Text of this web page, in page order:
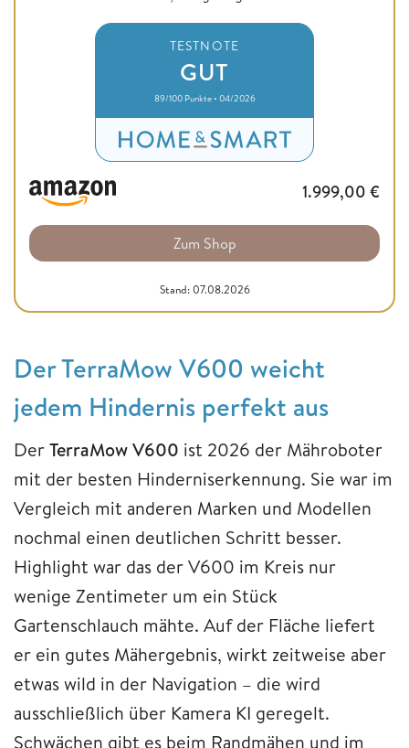
TESTNOTE
GUT
89/100 Punkte • 04/2026
1.999,00 €
Zum Shop
Stand: 07.08.2026
Der TerraMow V600 weicht
jedem Hindernis perfekt aus
DerTerraMow V600 ist 2026 der Mähroboter
mit der besten Hinderniserkennung. Sie war im
Vergleich mit anderen Marken und Modellen
nochmal einen deutlichen Schritt besser.
Highlight war das der V600 im Kreis nur
wenige Zentimeter um ein Stück
Gartenschlauch mähte. Auf der Fläche liefert
er ein gutes Mähergebnis, wirkt zeitweise aber
etwas wild in der Navigation – die wird
ausschließlich über Kamera KI geregelt.
Schwächen gibt es beim Randmähen und im